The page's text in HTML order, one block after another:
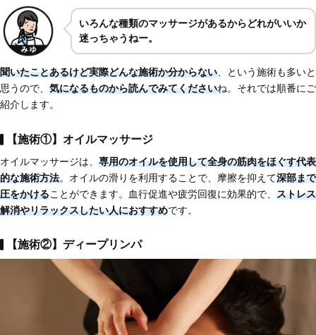
いろんな種類のマッサージがあるからどれがいいか
迷っちゃうねー。
聞いたことあるけど実際どんな施術か分からない、という施術も多いと
思うので、 気になるものから読んでみてくださいね。それでは順番にご
紹介します。
【施術①】オイルマッサージ
オイルマッサージは、 専用のオイルを使用して全身の筋肉をほぐす代表
的な施術方法。オイルの滑りを利用することで、摩擦を抑えて深部まで
圧をかけることができます。血行促進や疲労回復に効果的で、 ストレス
解消やリラックスしたい人におすすめです。
【施術②】ディープリンパ